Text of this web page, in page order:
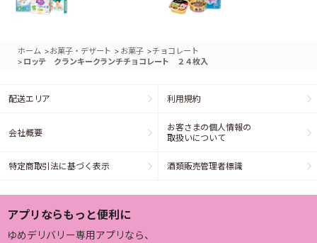
ホーム >お菓子・デザート > お菓子 >チョコレート
> ロッテ クランキークランチチョコレート ２４枚入
配送エリア 利用規約
会社概要
お客さまの個人情報の
取扱いについて
特定商取引法に基づく表示 酒類販売管理者標識
アプリならもっと便利に
ゆめデリバリー専用アプリなら、